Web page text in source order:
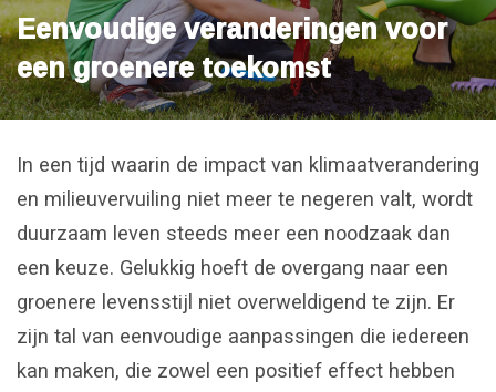
Eenvoudige veranderingen voor
een groenere toekomst
In een tijd waarin de impact van klimaatverandering
en milieuvervuiling niet meer te negeren valt, wordt
duurzaam leven steeds meer een noodzaak dan
een keuze. Gelukkig hoeft de overgang naar een
groenere levensstijl niet overweldigend te zijn. Er
zijn tal van eenvoudige aanpassingen die iedereen
kan maken, die zowel een positief effect hebben